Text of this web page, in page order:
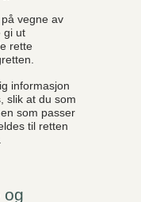
vegne av
gi ut
rette
informasjon
slik at du som
som passer
til retten
og